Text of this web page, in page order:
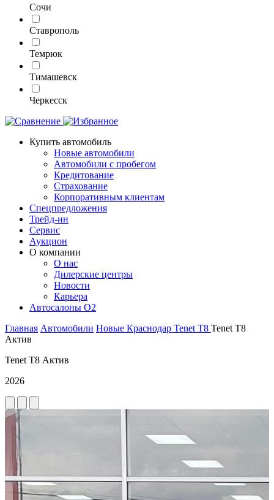
Сочи
Ставрополь
Темрюк
Тимашевск
Черкесск
Купить автомобиль
Новые автомобили
Автомобили с пробегом
Кредитование
Страхование
Корпоративным клиентам
Спецпредложения
Трейд-ин
Сервис
Аукцион
О компании
О нас
Дилерские центры
Новости
Карьера
Автосалоны O2
Главная Автомобили Новые Краснодар Tenet T8 Tenet T8
Актив
Tenet T8 Актив
2026